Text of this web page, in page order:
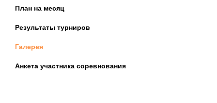
План на месяц
Результаты турниров
Галерея
Анкета участника соревнования